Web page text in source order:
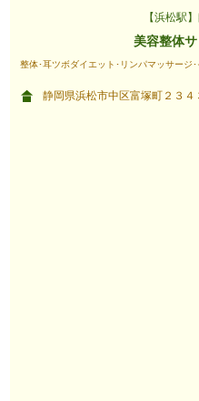
【浜松駅
美容整体
整体･耳ツボダイエット･リンパマッサージ
静岡県浜松市中区富塚町２３４